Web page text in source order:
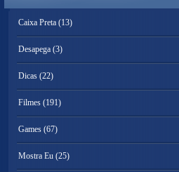
Caixa Preta (13)
Desapega (3)
Dicas (22)
Filmes (191)
Games (67)
Mostra Eu (25)